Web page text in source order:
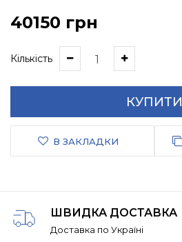
40150 грн
Кількість
КУПИТИ
В ЗАКЛАДКИ
ШВИДКА ДОСТАВКА
Доставка по Україні